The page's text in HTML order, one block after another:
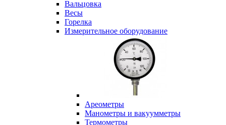
Вальцовка
Весы
Горелка
Измерительное оборудование
Ареометры
Манометры и вакуумметры
Термометры